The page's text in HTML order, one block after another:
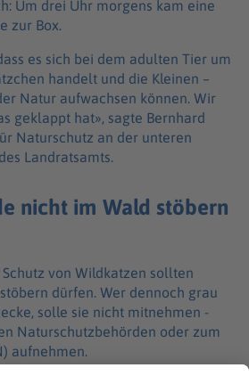
Um drei Uhr morgens kam eine
zur Box.
es sich bei dem adulten Tier um
handelt und die Kleinen –
Natur aufwachsen können. Wir
geklappt hat», sagte Bernhard
Naturschutz an der unteren
Landratsamts.
nicht im Wald stöbern
von Wildkatzen sollten
dürfen. Wer dennoch grau
solle sie nicht mitnehmen -
Naturschutzbehörden oder zum
aufnehmen.